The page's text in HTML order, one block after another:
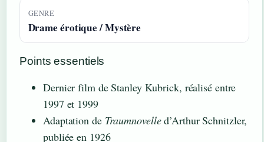
GENRE
Drame érotique / Mystère
Points essentiels
Dernier film de Stanley Kubrick, réalisé entre
1997 et 1999
Adaptation de Traumnovelled’Arthur Schnitzler,
publiée en 1926